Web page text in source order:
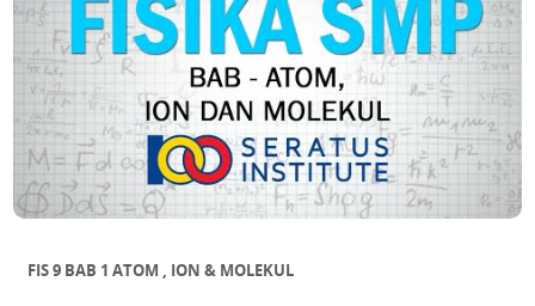
FIS 9 BAB 1 ATOM , ION & MOLEKUL